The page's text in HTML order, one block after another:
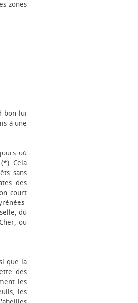
zones
bon lui
à une
où
Cela
sans
des
court
du
ou
que la
des
les
les